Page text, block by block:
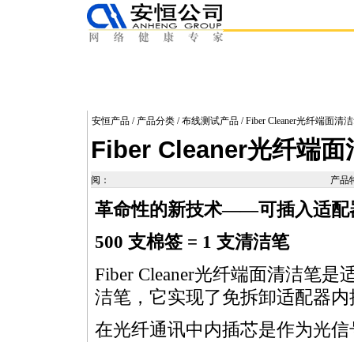
安恒产品 / 产品分类 /布线测试产品 / Fiber Cleaner光纤端面清
Fiber Cleaner光纤端面
阅： 产品
革命性的新技术——可插入适配
500 支棉签 = 1 支清洁笔
Fiber Cleaner光纤端面清洁笔是
洁笔，它实现了免拆卸适配器
在光纤通讯中内插芯是作为光